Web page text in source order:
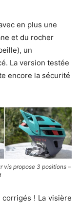
en plus une
et du rocher
un
La version testée
encore la sécurité
vis propose 3 positions –
! La visière